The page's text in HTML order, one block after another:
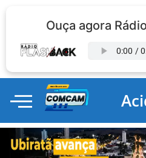
Ouça agora